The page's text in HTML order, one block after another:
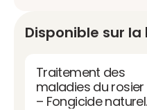
Disponible sur
Traitement des
maladies du rosier
– Fongicide naturel